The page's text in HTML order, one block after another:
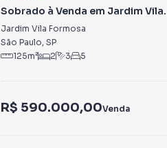
Sobrado à Venda em Jardim Vila
Formosa
Jardim Vila Formosa
São Paulo, SP
125m² 2 3 5
R$ 590.000,00Venda